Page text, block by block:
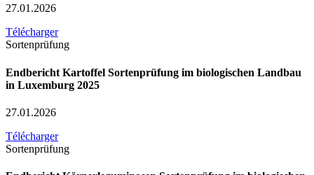
27.01.2026
Télécharger
Sortenprüfung
Endbericht Kartoffel Sortenprüfung im biologischen Landbau
in Luxemburg 2025
27.01.2026
Télécharger
Sortenprüfung